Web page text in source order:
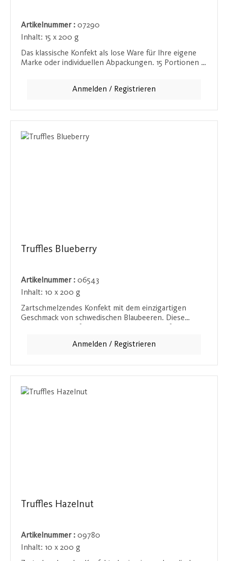
Artikelnummer : 07290
Inhalt: 15 x 200 g
Das klassische Konfekt als lose Ware für Ihre eigene
Marke oder individuellen Abpackungen. 15 Portionen je
Präsentationsideen. Perfekt für Feinkostläden, die auf
unter ihrem eigenen Label anbieten können.
Hochwertige Zutaten und exklusive
Geschmacksrichtungen machen dieses Konfekt zu
einer besonderen Leckerei.
Anmelden / Registrieren
Truffles Blueberry
Artikelnummer : 06543
Inhalt: 10 x 200 g
Zartschmelzendes Konfekt mit dem einzigartigen
Geschmack von schwedischen Blaubeeren. Diese
unheimlich lecker - ein echter Geheimtipp.
Anmelden / Registrieren
Truffles Hazelnut
Artikelnummer : 09780
Inhalt: 10 x 200 g